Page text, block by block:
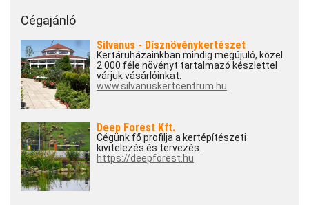
Cégajánló
Silvanus - Dísznövénykertészet
Kertáruházainkban mindig megújuló, közel
2 000 féle növényt tartalmazó készlettel
várjuk vásárlóinkat.
www.silvanuskertcentrum.hu
Deep Forest Kft.
Cégünk fő profilja a kertépítészeti
kivitelezés és tervezés.
https://deepforest.hu